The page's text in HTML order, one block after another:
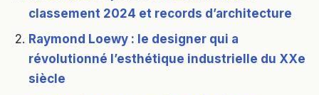
classement 2024 et records d’architecture
Raymond Loewy : le designer qui a
révolutionné l’esthétique industrielle du XXe
siècle